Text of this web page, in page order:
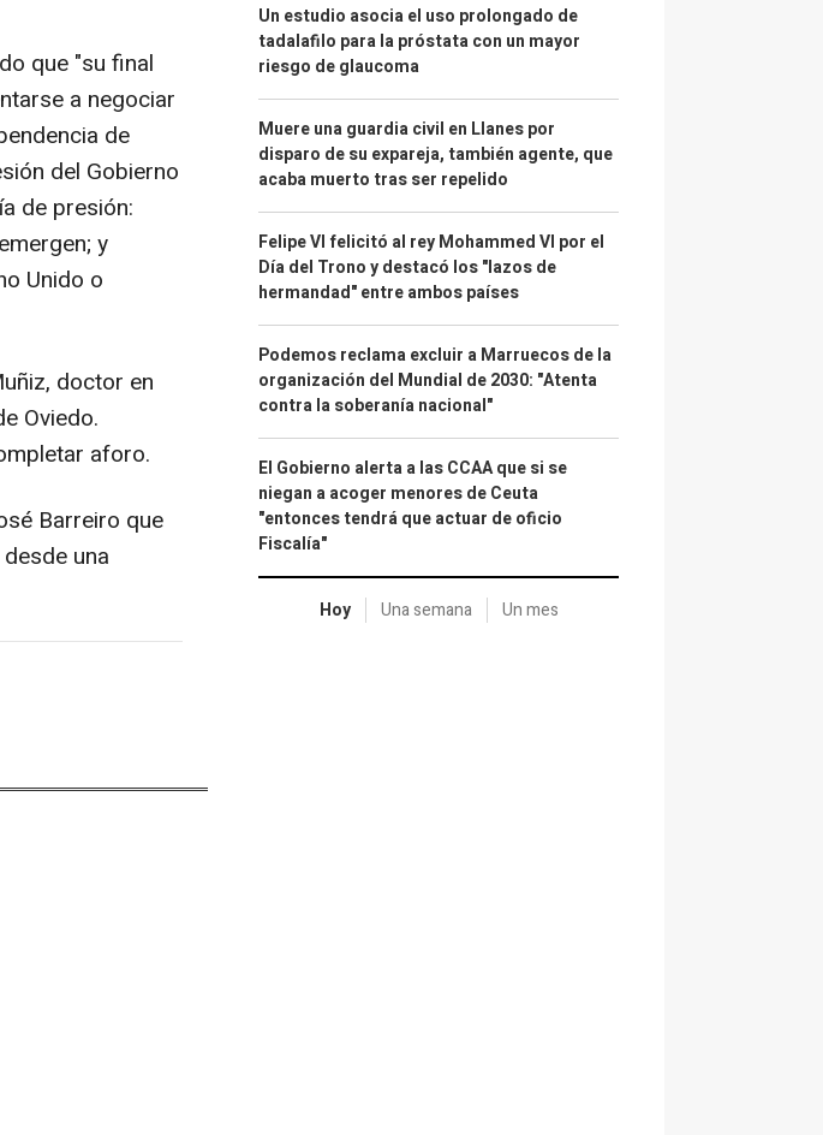
que "su final
a negociar
de
del Gobierno
de presión:
y
Unido o
doctor en
Oviedo.
aforo.
Barreiro que
una
Un estudio asocia el uso prolongado de
tadalafilo para la próstata con un mayor
riesgo de glaucoma
Muere una guardia civil en Llanes por
disparo de su expareja, también agente, que
acaba muerto tras ser repelido
Felipe VI felicitó al rey Mohammed VI por el
Día del Trono y destacó los "lazos de
hermandad" entre ambos países
Podemos reclama excluir a Marruecos de la
organización del Mundial de 2030: "Atenta
contra la soberanía nacional"
El Gobierno alerta a las CCAA que si se
niegan a acoger menores de Ceuta
"entonces tendrá que actuar de oficio
Fiscalía"
Hoy Una semana Un mes